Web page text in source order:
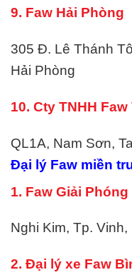
9. Faw Hải Phòng
305 Đ. Lê Thánh
Hải Phòng
10. Cty TNHH Faw
QL1A, Nam Sơn,
Đại lý Faw miền
1. Faw Giải Phóng
Nghi Kim, Tp. Vinh,
2. Đại lý xe Faw